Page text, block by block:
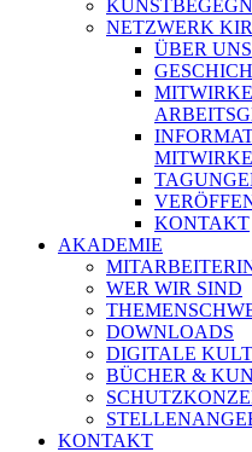
NETZWERK
ÜBER UNS
KONTAKT
AKADEMIE
WER WIR SIND
DOWNLOADS
DIGITALE
BÜCHER &
KONTAKT